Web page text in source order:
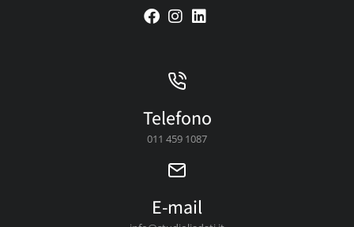
Telefono
011 459 1087
E-mail